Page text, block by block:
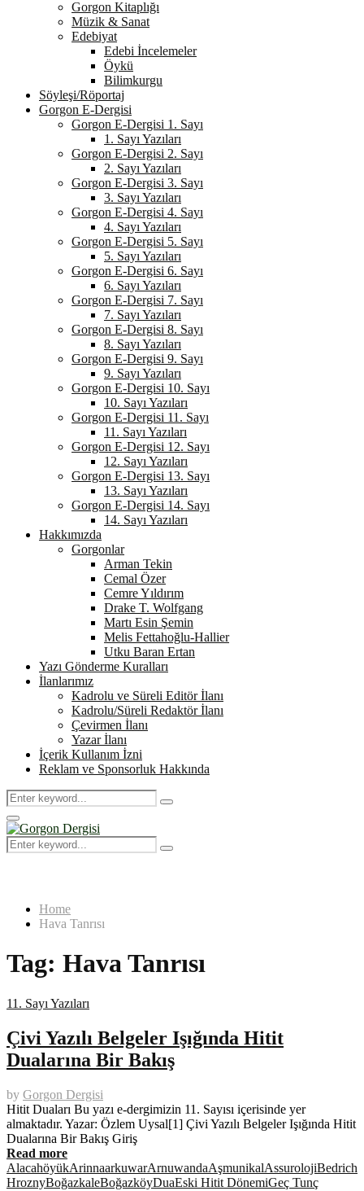
Gorgon Kitaplığı
Müzik & Sanat
Edebiyat
Edebi İncelemeler
Öykü
Bilimkurgu
Söyleşi/Röportaj
Gorgon E-Dergisi
Gorgon E-Dergisi 1. Sayı
1. Sayı Yazıları
Gorgon E-Dergisi 2. Sayı
2. Sayı Yazıları
Gorgon E-Dergisi 3. Sayı
3. Sayı Yazıları
Gorgon E-Dergisi 4. Sayı
4. Sayı Yazıları
Gorgon E-Dergisi 5. Sayı
5. Sayı Yazıları
Gorgon E-Dergisi 6. Sayı
6. Sayı Yazıları
Gorgon E-Dergisi 7. Sayı
7. Sayı Yazıları
Gorgon E-Dergisi 8. Sayı
8. Sayı Yazıları
Gorgon E-Dergisi 9. Sayı
9. Sayı Yazıları
Gorgon E-Dergisi 10. Sayı
10. Sayı Yazıları
Gorgon E-Dergisi 11. Sayı
11. Sayı Yazıları
Gorgon E-Dergisi 12. Sayı
12. Sayı Yazıları
Gorgon E-Dergisi 13. Sayı
13. Sayı Yazıları
Gorgon E-Dergisi 14. Sayı
14. Sayı Yazıları
Hakkımızda
Gorgonlar
Arman Tekin
Cemal Özer
Cemre Yıldırım
Drake T. Wolfgang
Martı Esin Şemin
Melis Fettahoğlu-Hallier
Utku Baran Ertan
Yazı Gönderme Kuralları
İlanlarımız
Kadrolu ve Süreli Editör İlanı
Kadrolu/Süreli Redaktör İlanı
Çevirmen İlanı
Yazar İlanı
İçerik Kullanım İzni
Reklam ve Sponsorluk Hakkında
Search
for:
Search
Primary
Menu
Search
for:
Search
Home
Hava Tanrısı
Tag: Hava Tanrısı
11. Sayı Yazıları
Çivi Yazılı Belgeler Işığında Hitit
Dualarına Bir Bakış
by Gorgon Dergisi
Hitit Duaları Bu yazı e-dergimizin 11. Sayısı içerisinde yer
almaktadır. Yazar: Özlem Uysal[1] Çivi Yazılı Belgeler Işığında Hitit
Dualarına Bir Bakış Giriş
Read more
AlacahöyükArinnaarkuwarArnuwandaAşmunikalAssurolojiBedrich
HroznyBoğazkaleBoğazköyDuaEski Hitit DönemiGeç Tunç